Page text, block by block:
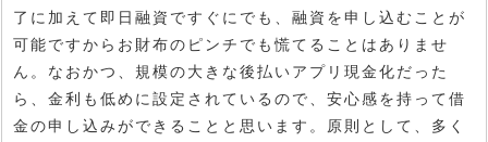
了に加えて即日融資ですぐにでも、融資を申し込むことが
可能ですからお財布のピンチでも慌てることはありませ
ん。なおかつ、規模の大きな後払いアプリ現金化だった
ら、金利も低めに設定されているので、安心感を持って借
金の申し込みができることと思います。原則として、多く